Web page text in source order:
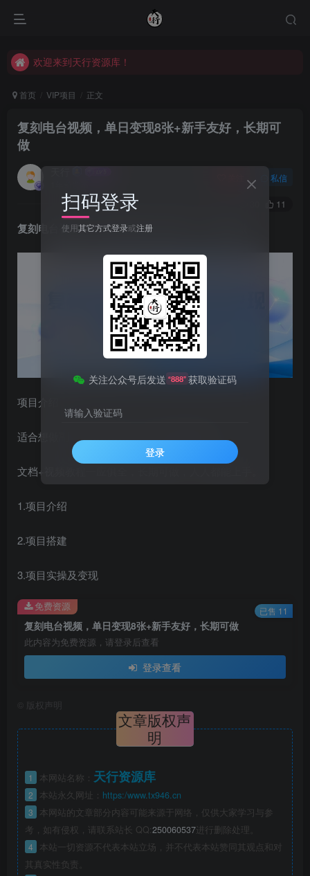
欢迎来到天行资源库！
首页 VIP项目 正文
复刻电台视频，单日变现8张+新手友好，长期可
做
私信
11
复刻电台视频，单日变现8张+新手友好，长期可做
项目介绍：
适合想做副业、时间不多、但又不想卷的你。
文档+视频教程一应俱全，长期可做，人人都能上手。
1.项目介绍
2.项目搭建
3.项目实操及变现
复刻电台视频，单日变现8张+新手友好，长期可做
此内容为免费资源，请登录后查看
登录查看
免费资源 已售 11
版权声明
文章版权声
明
1 本网站名称： 天行资源库
2 本站永久网址： https:/www.tx946.cn
3
本网站的文章部分内容可能来源于网络，仅供大家学习与参
考，如有侵权，请联系站长 QQ:250060537进行删除处理。
4
本站一切资源不代表本站立场，并不代表本站赞同其观点和对
其真实性负责。
扫码登录
使用其它方式登录或注册
关注公众号后发送 “888” 获取验证码
请输入验证码
登录